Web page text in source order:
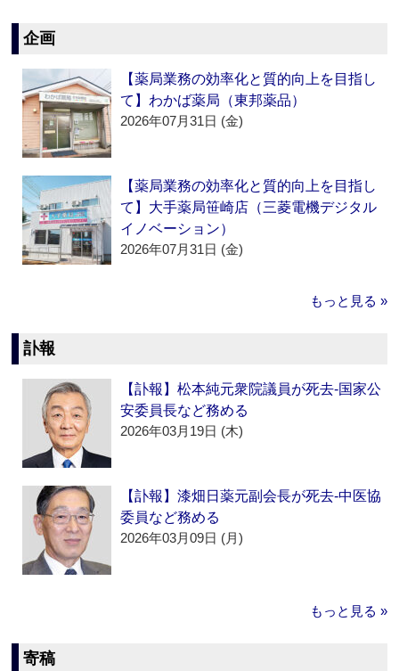
企画
【薬局業務の効率化と質的向上を目指し
て】わかば薬局（東邦薬品）
2026年07月31日 (金)
【薬局業務の効率化と質的向上を目指し
て】大手薬局笹崎店（三菱電機デジタル
イノベーション）
2026年07月31日 (金)
もっと見る »
訃報
【訃報】松本純元衆院議員が死去‐国家公
安委員長など務める
2026年03月19日 (木)
【訃報】漆畑日薬元副会長が死去‐中医協
委員など務める
2026年03月09日 (月)
もっと見る »
寄稿